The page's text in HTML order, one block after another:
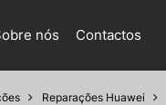
nós Contactos
Reparações Huawei